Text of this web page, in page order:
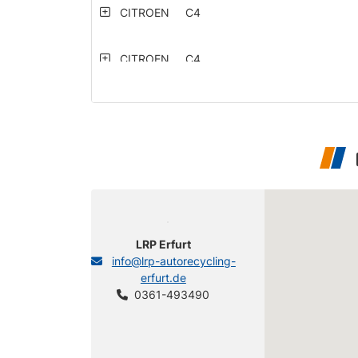
CITROEN C4
CITROEN C4
CITROEN C4
CITROEN C4
LRP Erfurt
info@lrp-autorecycling-
erfurt.de
0361-493490